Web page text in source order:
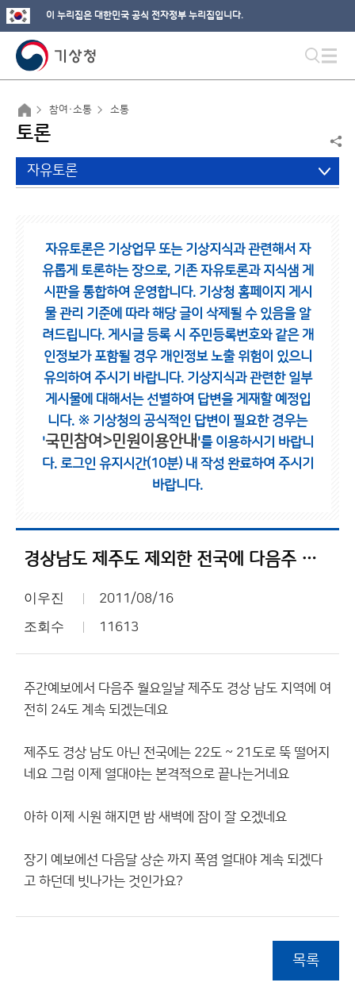
이 누리집은 대한민국 공식 전자정부 누리집입니다.
참여·소통 소통
토론
자유토론
자유토론은 기상업무 또는 기상지식과 관련해서 자
유롭게 토론하는 장으로, 기존 자유토론과 지식샘 게
시판을 통합하여 운영합니다. 기상청 홈페이지 게시
물 관리 기준에 따라 해당 글이 삭제될 수 있음을 알
려드립니다. 게시글 등록 시 주민등록번호와 같은 개
인정보가 포함될 경우 개인정보 노출 위험이 있으니
유의하여 주시기 바랍니다. 기상지식과 관련한 일부
게시물에 대해서는 선별하여 답변을 게재할 예정입
니다. ※ 기상청의 공식적인 답변이 필요한 경우는
'국민참여>민원이용안내 '를 이용하시기 바랍니
다. 로그인 유지시간(10분) 내 작성 완료하여 주시기
바랍니다.
경상남도 제주도 제외한 전국에 다음주 월요일 선선 해질듯
이우진 2011/08/16
조회수 11613
주간예보에서 다음주 월요일날 제주도 경상 남도 지역에 여
전히 24도 계속 되겠는데요
제주도 경상 남도 아닌 전국에는 22도 ~ 21도로 뚝 떨어지
네요 그럼 이제 열대야는 본격적으로 끝나는거네요
아하 이제 시원 해지면 밤 새벽에 잠이 잘 오겠네요
장기 예보에선 다음달 상순 까지 폭염 얼대야 계속 되겠다
고 하던데 빗나가는 것인가요?
목록